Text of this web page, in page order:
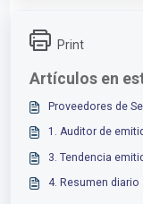
Print
Artículos en
Proveedores de
1. Auditor de
3. Tendencia
4. Resumen diario